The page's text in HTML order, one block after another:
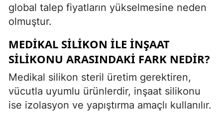
global talep fiyatların yükselmesine neden
olmuştur.
MEDIKAL SILIKON ILE INŞAAT
SILIKONU ARASINDAKI FARK NEDIR?
Medikal silikon steril üretim gerektiren,
vücutla uyumlu ürünlerdir, inşaat silikonu
ise izolasyon ve yapıştırma amaçlı kullanılır.